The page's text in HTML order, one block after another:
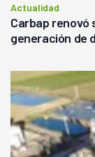
Actualidad
Carbap renovó
generación de